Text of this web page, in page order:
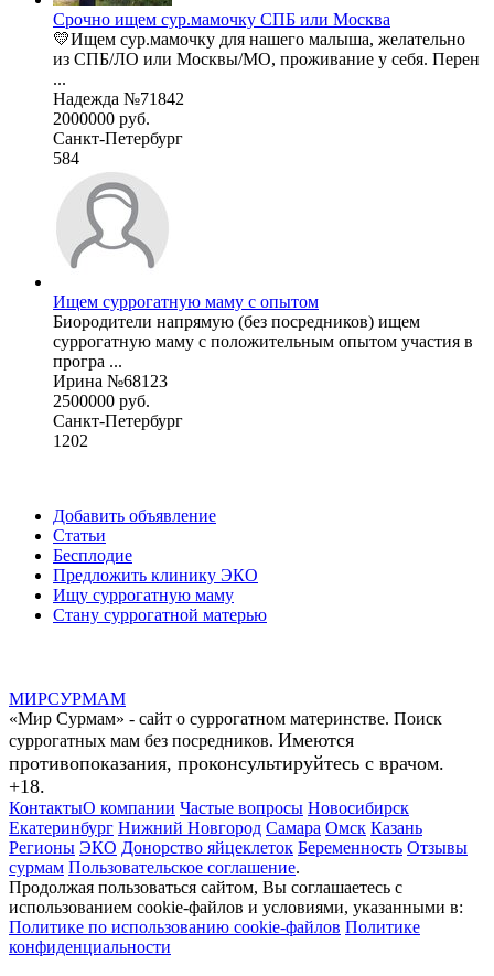
Срочно ищем сур.мамочку СПБ или Москва
💛Ищем сур.мамочку для нашего малыша, желательно
из СПБ/ЛО или Москвы/МО, проживание у себя. Перен
...
Надежда №71842
2000000 руб.
Санкт-Петербург
584
Ищем суррогатную маму с опытом
Биородители напрямую (без посредников) ищем
суррогатную маму с положительным опытом участия в
програ ...
Ирина №68123
2500000 руб.
Санкт-Петербург
1202
Добавить объявление
Статьи
Бесплодие
Предложить клинику ЭКО
Ищу суррогатную маму
Стану суррогатной матерью
МИРСУРМАМ
«Мир Сурмам» - сайт о суррогатном материнстве. Поиск
суррогатных мам без посредников. Имеются
противопоказания, проконсультируйтесь с врачом.
+18.
КонтактыО компании Частые вопросы Новосибирск
Екатеринбург Нижний Новгород Самара Омск Казань
Регионы ЭКО Донорство яйцеклеток Беременность Отзывы
сурмам Пользовательское соглашение.
Продолжая пользоваться сайтом, Вы соглашаетесь с
использованием cookie-файлов и условиями, указанными в:
Политике по использованию cookie-файлов Политике
конфиденциальности